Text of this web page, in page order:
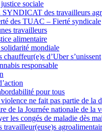
sociale
SYNDICAT des travailleurs
des TUAC – Fierté syndicale
travailleurs
alimentaire
mondiale
chauffeur(e)s d’Uber s’unissent
responsable
pour tous
ne fait pas partie de la
de la Journée nationale de la
les congés de maladie dès
travailleur(euse)s